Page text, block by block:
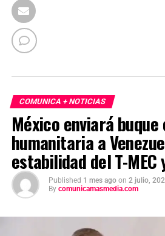
COMUNICA + NOTICIAS
México enviará buque
humanitaria a
estabilidad del T-MEC
Published 1 mes ago on 2 julio,
By comunicamasmedia.com